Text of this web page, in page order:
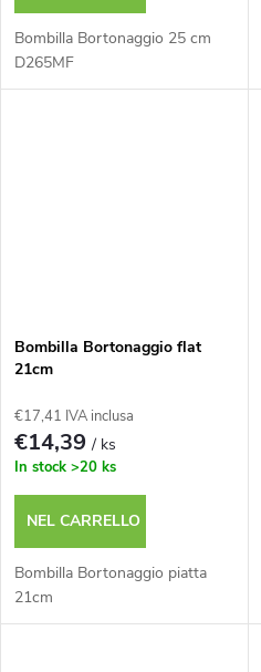
Bombilla Bortonaggio 25 cm
D265MF
Bombilla Bortonaggio flat
21cm
€17,41 IVA inclusa
€14,39/ ks
In stock >20 ks
NEL CARRELLO
Bombilla Bortonaggio piatta
21cm